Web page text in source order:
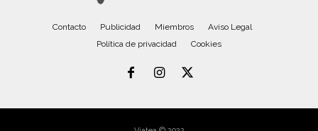
Contacto Publicidad Miembros
Aviso Legal
Política de privacidad
Cookies